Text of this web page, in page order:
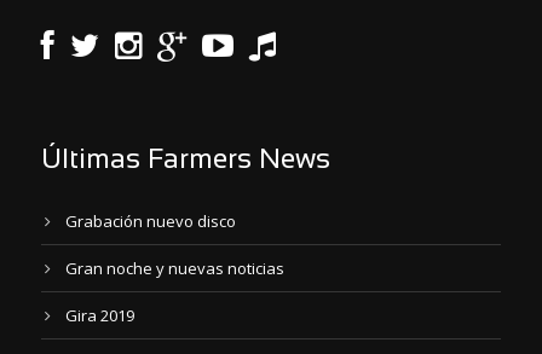
Últimas Farmers News
Grabación nuevo disco
Gran noche y nuevas noticias
Gira 2019